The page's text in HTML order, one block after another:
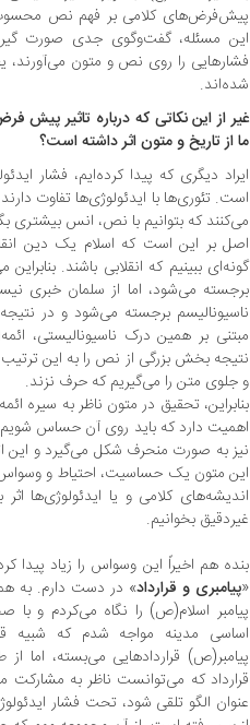
پیش‌فرض‌های کلامی بر فهم نص محسوب
این مسئله، گفت‌وگوی جدی صورت
فشارهایی را روی نص و متون می‌آورند،
شده‌اند.
غیر از این نکاتی که درباره تاثیر پیش
ما از تاریخ و متون اثر داشته است؟
ایراد دیگری که پیدا کرده‌ایم، فشار
است. تئوری‌ها با ایدئولوژی‌ها تفاوت
می‌کنند که بتوانیم با نص، انس بیشتری
اصل بر این است که اسلام یک دین
گونه‌ای ببینیم که انقلابی باشند.
برجسته می‌شود، اما از سلمان خبری
ناسیونالیسم برجسته می‌شود و در
مبتنی بر همین درک ناسیونالیستی،
نتیجه بخش بزرگی از نص را به این
و جلوی متن را می‌گیریم که حرف نزند.
بنابراین، تحقیق در متون ناظر به سیره
اهمیت دارد که باید روی آن حساس شویم.
نیز به صورت منحرف شکل می‌گیرد و این
این متون یک حساسیت، احتیاط و
اندیشه‌های کلامی و یا ایدئولوژی‌ها
غیردقیق بخوانیم.
بنده هم اخیراً این وسواس را زیاد پیدا
«پیامبری و قرارداد» در دست دارم. به
پیامبر اسلام(ص) را نگاه می‌کردم و با
اساسی مدینه مواجه شدم که شبیه
پیامبر(ص) قراردادهایی می‌بسته، اما
قرارداد که می‌توانست ناظر به مشارکت
عنوان الگو تلقی شود، تحت فشار